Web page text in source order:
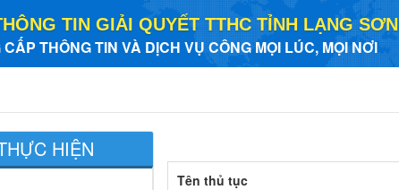
TIN GIẢI QUYẾT TTHC TỈNH LẠNG SƠN
THÔNG TIN VÀ DỊCH VỤ CÔNG MỌI LÚC, MỌI NƠI
HIỆN
Tên thủ tục